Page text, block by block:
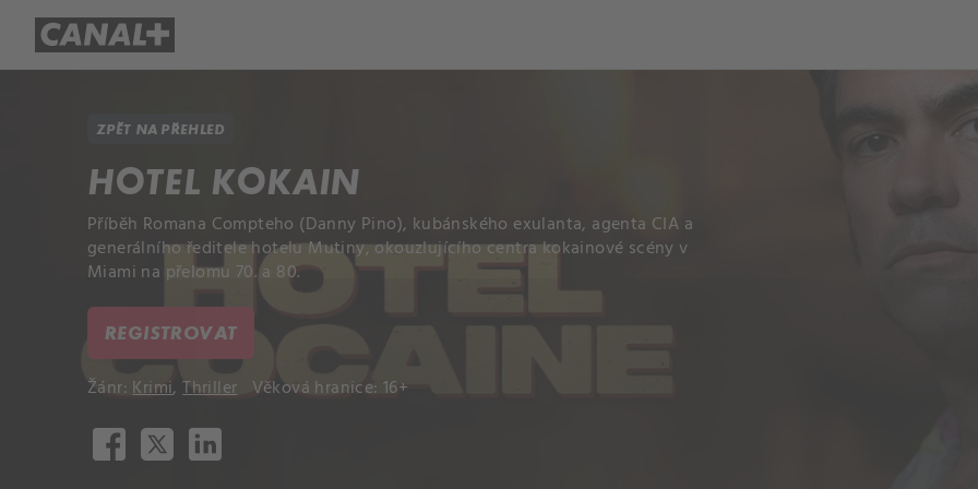
ZPĚT NA PŘEHLED
HOTEL KOKAIN
Příběh Romana Compteho (Danny Pino), kubánského exulanta, agenta CIA a
generálního ředitele hotelu Mutiny, okouzlujícího centra kokainové scény v
Miami na přelomu 70. a 80.
REGISTROVAT
Žánr:Krimi,Thriller Věková hranice: 16+